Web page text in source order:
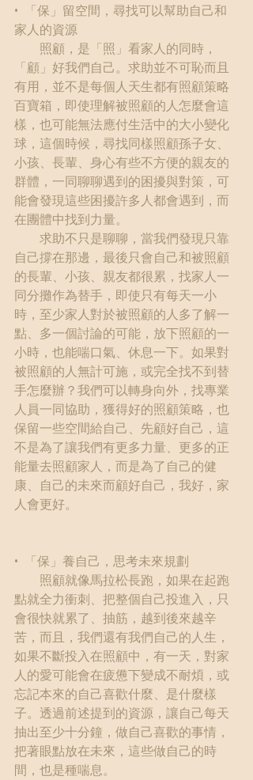
•  「保」留空間，尋找可以幫助自己和
家人的資源
照顧，是「照」看家人的同時，
「顧」好我們自己。求助並不可恥而且
有用，並不是每個人天生都有照顧策略
百寶箱，即使理解被照顧的人怎麼會這
樣，也可能無法應付生活中的大小變化
球，這個時候，尋找同樣照顧孫子女、
小孩、長輩、身心有些不方便的親友的
群體，一同聊聊遇到的困擾與對策，可
能會發現這些困擾許多人都會遇到，而
在團體中找到力量。
求助不只是聊聊，當我們發現只靠
自己撐在那邊，最後只會自己和被照顧
的長輩、小孩、親友都很累，找家人一
同分攤作為替手，即使只有每天一小
時，至少家人對於被照顧的人多了解一
點、多一個討論的可能，放下照顧的一
小時，也能喘口氣、休息一下。如果對
被照顧的人無計可施，或完全找不到替
手怎麼辦？我們可以轉身向外，找專業
人員一同協助，獲得好的照顧策略，也
保留一些空間給自己、先顧好自己，這
不是為了讓我們有更多力量、更多的正
能量去照顧家人，而是為了自己的健
康、自己的未來而顧好自己，我好，家
人會更好。
•  「保」養自己，思考未來規劃
照顧就像馬拉松長跑，如果在起跑
點就全力衝刺、把整個自己投進入，只
會很快就累了、抽筋，越到後來越辛
苦，而且，我們還有我們自己的人生，
如果不斷投入在照顧中，有一天，對家
人的愛可能會在疲憊下變成不耐煩，或
忘記本來的自己喜歡什麼、是什麼樣
子。透過前述提到的資源，讓自己每天
抽出至少十分鐘，做自己喜歡的事情，
把著眼點放在未來，這些做自己的時
間，也是種喘息。